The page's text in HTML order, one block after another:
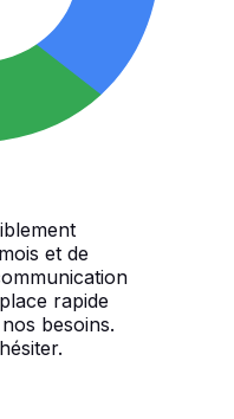
et de
rapide
besoins.